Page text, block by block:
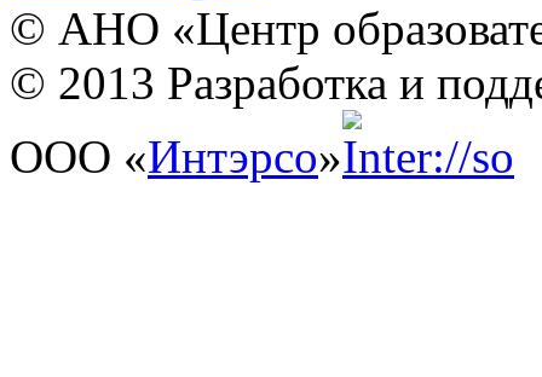
© АНО «Центр
© 2013 Разработка и
ООО «Интэрсо»